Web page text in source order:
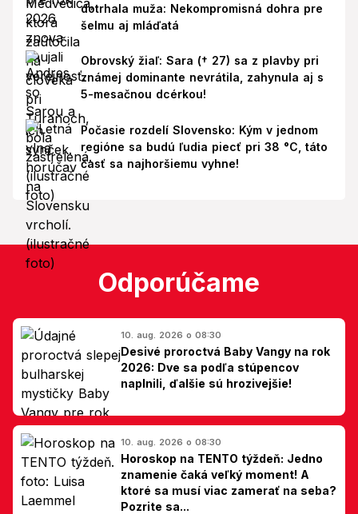
dotrhala muža: Nekompromisná dohra pre
šelmu aj mláďatá
Obrovský žiaľ: Sara († 27) sa z plavby pri
známej dominante nevrátila, zahynula aj s
5-mesačnou dcérkou!
Počasie rozdelí Slovensko: Kým v jednom
regióne sa budú ľudia piecť pri 38 °C, táto
časť sa najhoršiemu vyhne!
Odporúčame
10. aug. 2026 o 08:30
Desivé proroctvá Baby Vangy na rok
2026: Dve sa podľa stúpencov
naplnili, ďalšie sú hrozivejšie!
10. aug. 2026 o 08:30
Horoskop na TENTO týždeň: Jedno
znamenie čaká veľký moment! A
ktoré sa musí viac zamerať na seba?
Pozrite sa...